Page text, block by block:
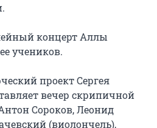
концерт Аллы
учеников.
проект Сергея
вечер скрипичной
Сороков, Леонид
(виолончель),